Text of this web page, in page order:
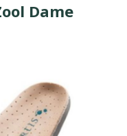
Dame